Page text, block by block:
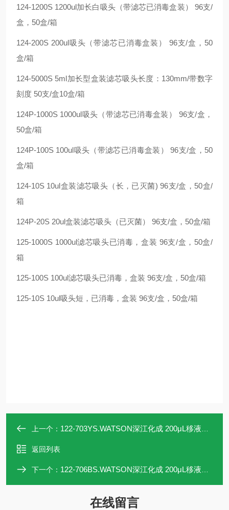
124-1200S 1200ul加长白吸头（带滤芯已消毒盒装） 96支/
盒，50盒/箱
124-200S 200ul吸头（带滤芯已消毒盒装） 96支/盒，50
盒/箱
124-5000S 5ml加长型盒装滤芯吸头长度：130mm/带数字
刻度 50支/盒10盒/箱
124P-1000S 1000ul吸头（带滤芯已消毒盒装） 96支/盒，
50盒/箱
124P-100S 100ul吸头（带滤芯已消毒盒装） 96支/盒，50
盒/箱
124-10S 10ul盒装滤芯吸头（长，已灭菌) 96支/盒，50盒/
箱
124P-20S 20ul盒装滤芯吸头（已灭菌） 96支/盒，50盒/箱
125-1000S 1000ul滤芯吸头已消毒，盒装 96支/盒，50盒/
箱
125-100S 100ul滤芯吸头已消毒，盒装 96支/盒，50盒/箱
125-10S 10ul吸头短，已消毒，盒装 96支/盒，50盒/箱
上一个： 122-703YS.WATSON深江化成 200μL移液器吸头122-703YS
返回列表
下一个： 122-706BS.WATSON深江化成 200μL移液器吸头122-706BS
在线留言